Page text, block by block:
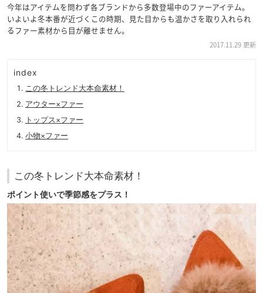
今年はアイテムを問わず各ブランドから多数登場中のファーアイテム。
いよいよ冬本番が近づくこの時期、見た目からも温かさを取り入れられ
るファー素材から目が離せません。
2017.11.29 更新
index
この冬トレンド大本命素材！
アウター×ファー
トップス×ファー
小物×ファー
この冬トレンド大本命素材！
ポイント使いで季節感をプラス！